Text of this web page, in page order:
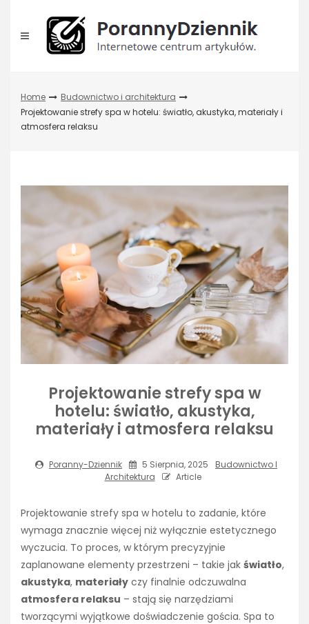
content
Home
Budownictwo i architektura
Projektowanie strefy spa w hotelu: światło, akustyka, materiały i
atmosfera relaksu
Projektowanie strefy spa w
hotelu: światło, akustyka,
materiały i atmosfera relaksu
Poranny-Dziennik 5 Sierpnia, 2025
Budownictwo I
Architektura
Article
Projektowanie strefy spa w hotelu to zadanie, które
wymaga znacznie więcej niż wyłącznie estetycznego
wyczucia. To proces, w którym precyzyjnie
zaplanowane elementy przestrzeni – takie jak światło,
akustyka, materiały czy finalnie odczuwalna
atmosfera relaksu – stają się narzędziami
tworzącymi wyjątkowe doświadczenie gościa. Spa to